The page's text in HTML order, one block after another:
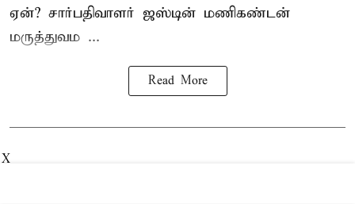
ஏன்? சார்பதிவாளர் ஜஸ்டின் மணிகண்டன்
மருத்துவம ...
Read More
X